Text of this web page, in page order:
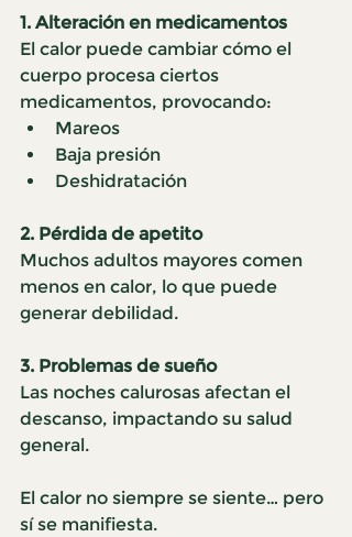
1. Alteración en medicamentos
El calor puede cambiar cómo el
cuerpo procesa ciertos
medicamentos, provocando:
Mareos
Baja presión
Deshidratación
2. Pérdida de apetito
Muchos adultos mayores comen
menos en calor, lo que puede
generar debilidad.
3. Problemas de sueño
Las noches calurosas afectan el
descanso, impactando su salud
general.
El calor no siempre se siente… pero
sí se manifiesta.